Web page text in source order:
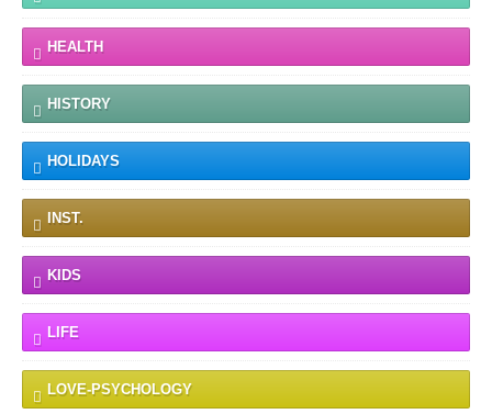
HEALTH
HISTORY
HOLIDAYS
INST.
KIDS
LIFE
LOVE-PSYCHOLOGY